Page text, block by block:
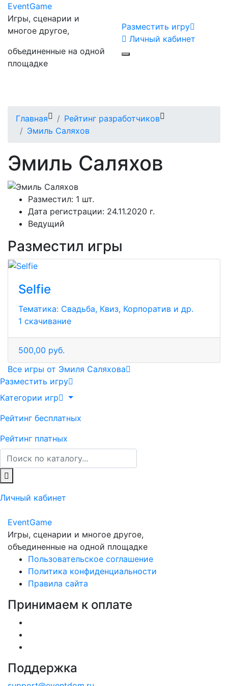
EventGame
Игры, сценарии и
многое другое,
объединенные на одной
площадке
Разместить игру
Личный кабинет
Главная
Рейтинг разработчиков
Эмиль Саляхов
Эмиль Саляхов
Разместил: 1 шт.
Дата регистрации: 24.11.2020 г.
Ведущий
Разместил игры
Selfie
Тематика: Свадьба, Квиз, Корпоратив и др.
1 скачивание
500,00 руб.
Все игры от Эмиля Саляхова
Разместить игру
Категории игр
Рейтинг бесплатных
Рейтинг платных
Личный кабинет
EventGame
Игры, сценарии и многое другое,
объединенные на одной площадке
Пользовательское соглашение
Политика конфиденциальности
Правила сайта
Принимаем к оплате
Поддержка